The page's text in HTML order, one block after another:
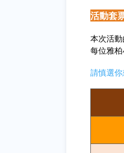
活動套
本次活
每位雅
請慎選